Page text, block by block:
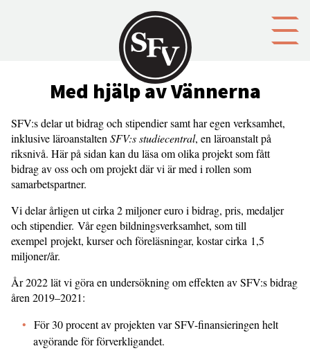
Med hjälp av Vännerna
SFV:s delar ut bidrag och stipendier samt har egen verksamhet,
inklusive läroanstalten SFV:s studiecentral, en läroanstalt på
riksnivå. Här på sidan kan du läsa om olika projekt som fått
bidrag av oss och om projekt där vi är med i rollen som
samarbetspartner.
Vi delar årligen ut cirka 2 miljoner euro i bidrag, pris, medaljer
och stipendier. Vår egen bildningsverksamhet, som till
exempel projekt, kurser och föreläsningar, kostar cirka 1,5
miljoner/år.
År 2022 lät vi göra en undersökning om effekten av SFV:s bidrag
åren 2019–2021:
För 30 procent av projekten var SFV-finansieringen helt
avgörande för förverkligandet.